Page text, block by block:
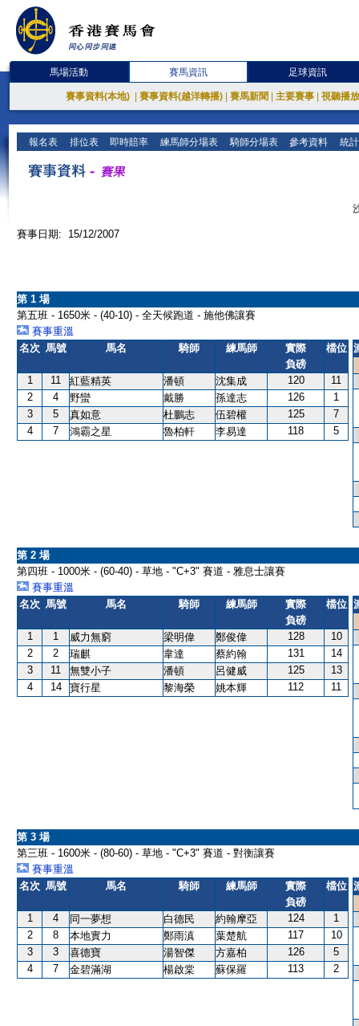
馬場活動 賽馬資訊 足球資訊
賽事資料(本地) 賽事資料(越洋轉播) 賽馬新聞 主要賽事 視聽播
報名表 排位表 即時賠率 練馬師分場表 騎師分場表 參考資料 統
賽事日期: 15/12/2007
第 1 場
第五班 - 1650米 - (40-10) - 全天候跑道 - 施他佛讓賽
賽事重溫
名次 馬號 馬名 騎師 練馬師
實際
負磅
檔位
1 11 紅藍精英 潘頓 沈集成 120
11
2
4 野蠻 戴勝 孫達志 126
1
3
5 真如意 杜鵬志 伍碧權 125
7
4
7 鴻霸之星 魯柏軒 李易達 118 5
第 2 場
第四班 - 1000米 - (60-40) - 草地 - "C+3" 賽道 - 雅息士讓賽
賽事重溫
名次 馬號 馬名 騎師 練馬師
實際
負磅
檔位
1 1 威力無窮 梁明偉 鄭俊偉 128
10
2
2 瑞麒 韋達 蔡約翰 131
14
3
11 無雙小子 潘頓 呂健威 125
13
4
14 寶行星 黎海榮 姚本輝 112 11
第 3 場
第三班 - 1600米 - (80-60) - 草地 - "C+3" 賽道 - 對衡讓賽
賽事重溫
名次 馬號 馬名 騎師 練馬師
實際
負磅
檔位
1 4 同一夢想 白德民 約翰摩亞 124
1
2
8 本地實力 鄭雨滇 葉楚航 117
10
3
3 喜德寶 湯智傑 方嘉柏 126
5
4
7 金碧滿湖 楊啟棠 蘇保羅 113 2